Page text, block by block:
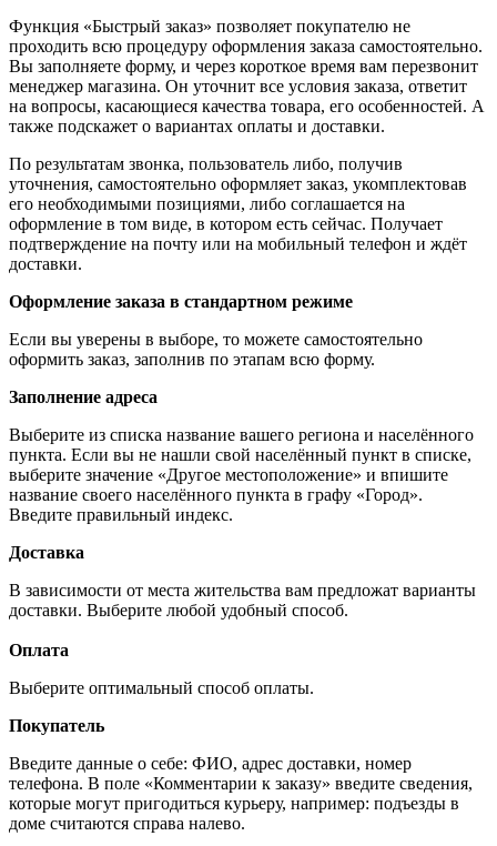
Функция «Быстрый заказ» позволяет покупателю не
проходить всю процедуру оформления заказа самостоятельно.
Вы заполняете форму, и через короткое время вам перезвонит
менеджер магазина. Он уточнит все условия заказа, ответит
на вопросы, касающиеся качества товара, его особенностей. А
также подскажет о вариантах оплаты и доставки.
По результатам звонка, пользователь либо, получив
уточнения, самостоятельно оформляет заказ, укомплектовав
его необходимыми позициями, либо соглашается на
оформление в том виде, в котором есть сейчас. Получает
подтверждение на почту или на мобильный телефон и ждёт
доставки.
Оформление заказа в стандартном режиме
Если вы уверены в выборе, то можете самостоятельно
оформить заказ, заполнив по этапам всю форму.
Заполнение адреса
Выберите из списка название вашего региона и населённого
пункта. Если вы не нашли свой населённый пункт в списке,
выберите значение «Другое местоположение» и впишите
название своего населённого пункта в графу «Город».
Введите правильный индекс.
Доставка
В зависимости от места жительства вам предложат варианты
доставки. Выберите любой удобный способ.
Оплата
Выберите оптимальный способ оплаты.
Покупатель
Введите данные о себе: ФИО, адрес доставки, номер
телефона. В поле «Комментарии к заказу» введите сведения,
которые могут пригодиться курьеру, например: подъезды в
доме считаются справа налево.